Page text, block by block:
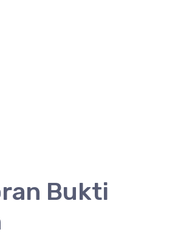
Bukti